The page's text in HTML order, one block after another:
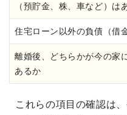
（預貯金、株、車など）は
住宅ローン以外の負債（借
離婚後、どちらかが今の家
あるか
これらの項目の確認は